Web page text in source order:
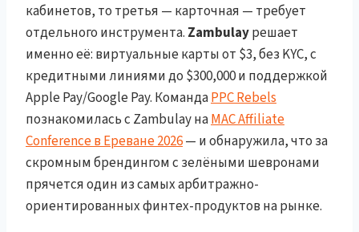
кабинетов, то третья — карточная — требует
отдельного инструмента. Zambulayрешает
именно её: виртуальные карты от $3, без KYC, с
кредитными линиями до $300,000 и поддержкой
Apple Pay/Google Pay. КомандаPPC Rebels
познакомилась с Zambulay наMAC Affiliate
Conference в Ереване 2026— и обнаружила, что за
скромным брендингом с зелёными шевронами
прячется один из самых арбитражно-
ориентированных финтех-продуктов на рынке.